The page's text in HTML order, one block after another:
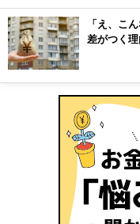
「え、こ
差がつく理